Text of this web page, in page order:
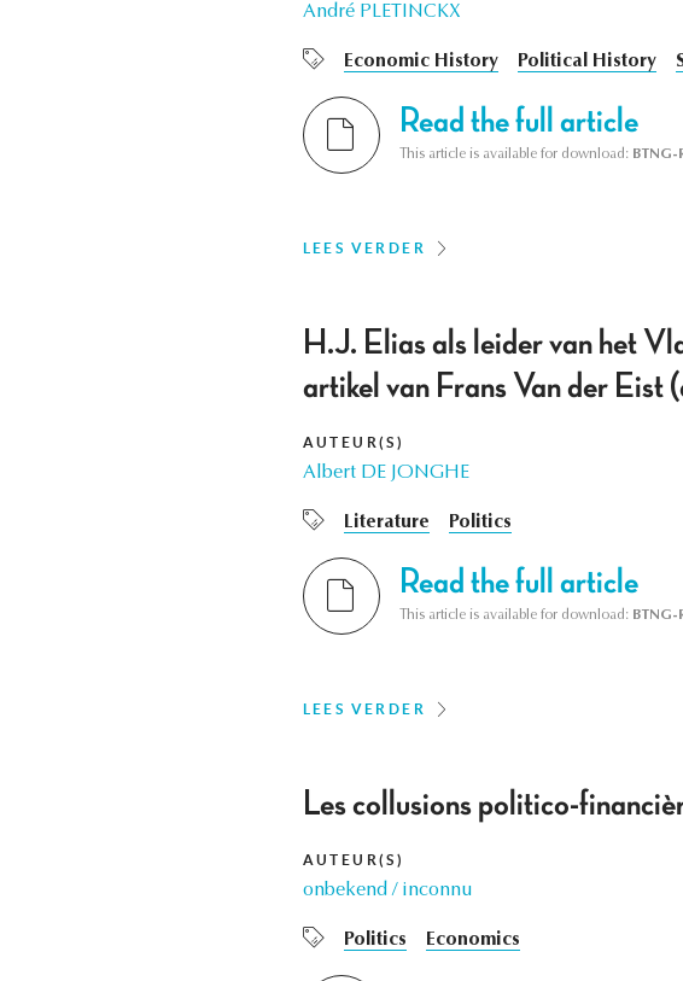
André PLETINCKX
Economic History Political History
Read the full article
This article is available for download:
LEES VERDER
H.J. Elias als leider van het
artikel van Frans Van der Eist
AUTEUR(S)
Albert DE JONGHE
Literature Politics
Read the full article
This article is available for download:
LEES VERDER
Les collusions politico-
AUTEUR(S)
onbekend / inconnu
Politics Economics